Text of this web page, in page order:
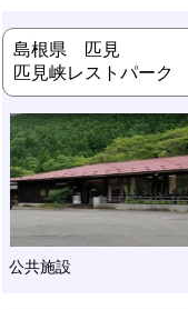
島根県 匹見
匹見峡レストパーク
公共施設